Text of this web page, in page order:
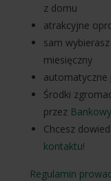
z domu
atrakcyjne
sam
miesięczny
automatyczne
Środki
przez
Chcesz
kontaktu!
Regulamin